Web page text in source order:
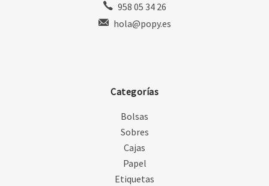
958 05 34 26
hola@popy.es
Categorías
Bolsas
Sobres
Cajas
Papel
Etiquetas